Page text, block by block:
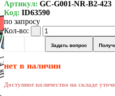
Артикул: GC-G001-NR-B2-423
Код: ID63590
по запросу
Кол-во:
Задать вопрос
нет в наличии
Доступное количество на складе